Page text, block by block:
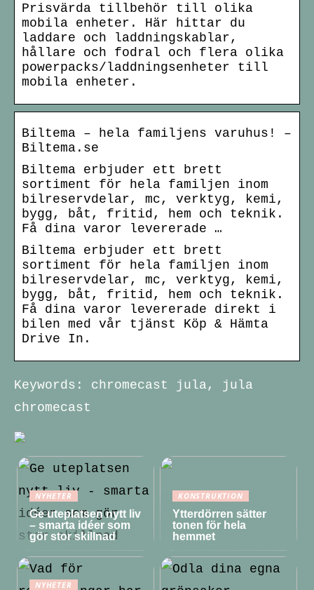
Prisvärda tillbehör till olika
mobila enheter. Här hittar du
laddare och laddningskablar,
hållare och fodral och flera olika
powerpacks/laddningsenheter till
mobila enheter.
Biltema – hela familjens varuhus! –
Biltema.se
Biltema erbjuder ett brett
sortiment för hela familjen inom
bilreservdelar, mc, verktyg, kemi,
bygg, båt, fritid, hem och teknik.
Få dina varor levererade …
Biltema erbjuder ett brett
sortiment för hela familjen inom
bilreservdelar, mc, verktyg, kemi,
bygg, båt, fritid, hem och teknik.
Få dina varor levererade direkt i
bilen med vår tjänst Köp & Hämta
Drive In.
Keywords: chromecast jula, jula
chromecast
NYHETER
Ge uteplatsen nytt liv
– smarta idéer som
gör stor skillnad
KONSTRUKTION
Ytterdörren sätter
tonen för hela
hemmet
NYHETER